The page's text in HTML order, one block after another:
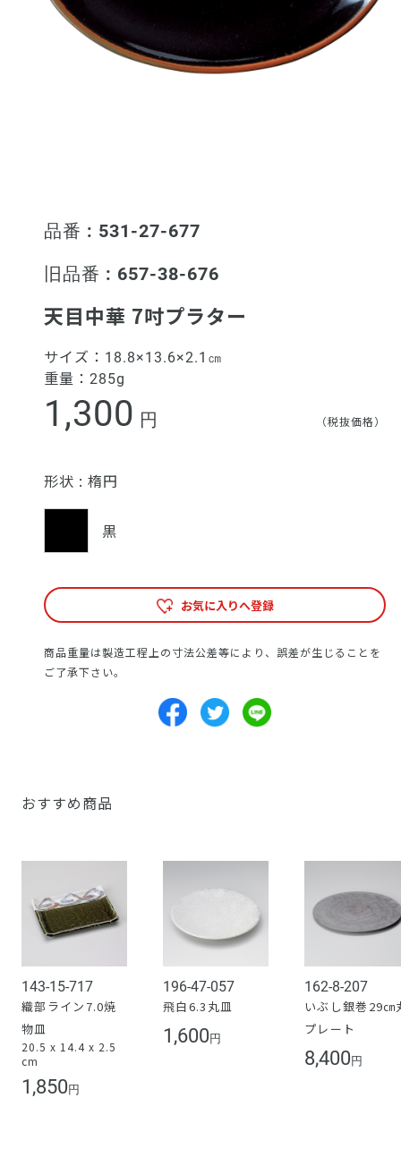
品番 : 531-27-677
旧品番 : 657-38-676
天目中華 7吋プラター
サイズ： 18.8×13.6×2.1㎝
重量： 285g
1,300 円 （税抜価格）
形状 : 楕円
黒
お気に入りへ登録
商品重量は製造工程上の寸法公差等により、誤差が生じることを
ご了承下さい。
おすすめ商品
143-15-717
織部ライン7.0焼
物皿
20.5 x 14.4 x 2.5
cm
1,850 円
196-47-057
飛白6.3丸皿
1,600 円
162-8-207
いぶし銀巻29㎝
プレート
8,400 円